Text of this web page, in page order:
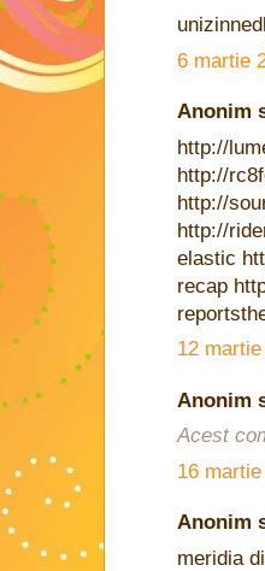
6 martie
Anonim
http://
http://
http://
http://
elastic
recap
12
Anonim
Acest
16
Anonim
meridia